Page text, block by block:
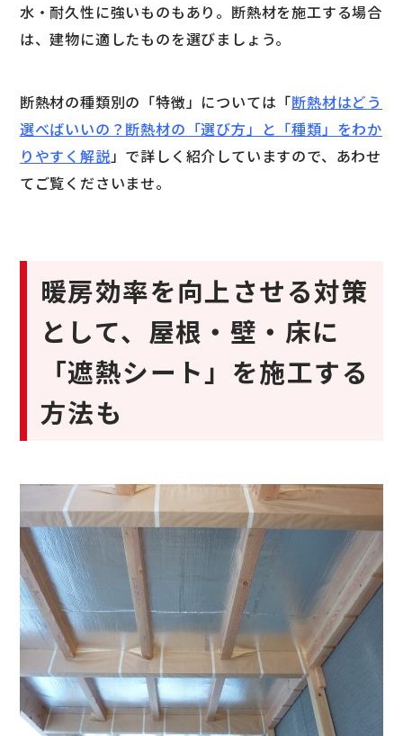
水・耐久性に強いものもあり。断熱材を施工する場合
は、建物に適したものを選びましょう。
断熱材の種類別の「特徴」については「断熱材はどう
選べばいいの？断熱材の「選び方」と「種類」をわか
りやすく解説」で詳しく紹介していますので、あわせ
てご覧くださいませ。
暖房効率を向上させる対策
として、屋根・壁・床に
「遮熱シート」を施工する
方法も